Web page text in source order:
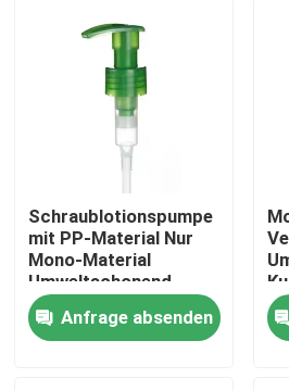
Produkte
Werksbesichtigung
Qualitätskontrolle
Schraublotionspumpe
mit PP-Material Nur
Mono-Material
Umweltschonend
Anfrage absenden